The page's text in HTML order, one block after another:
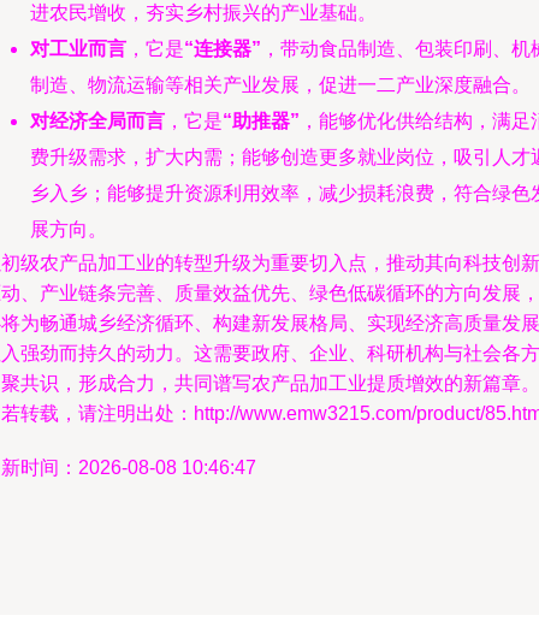
进农民增收，夯实乡村振兴的产业基础。
对工业而言 ，它是“连接器” ，带动食品制造、包装印刷、机
制造、物流运输等相关产业发展，促进一二产业深度融合。
对经济全局而言 ，它是“助推器” ，能够优化供给结构，满足
费升级需求，扩大内需；能够创造更多就业岗位，吸引人才
乡入乡；能够提升资源利用效率，减少损耗浪费，符合绿色
展方向。
级农产品加工业的转型升级为重要切入点，推动其向科技创新
、产业链条完善、质量效益优先、绿色低碳循环的方向发展，
为畅通城乡经济循环、构建新发展格局、实现经济高质量发展
强劲而持久的动力。这需要政府、企业、科研机构与社会各方
共识，形成合力，共同谱写农产品加工业提质增效的新篇章。
转载，请注明出处：http://www.emw3215.com/product/
时间：2026-08-08 10:46:47